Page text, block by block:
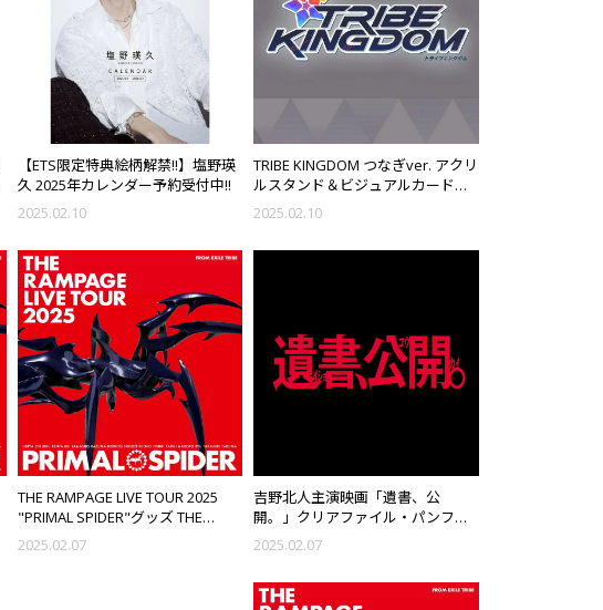
【ETS限定特典絵柄解禁!!】塩野瑛
久 2025年カレンダー予約受付中!!
2025.02.10
TRIBE KINGDOM つなぎver. アクリ
ルスタンド＆ビジュアルカード発
売決定!!
2025.02.10
THE RAMPAGE LIVE TOUR 2025
"PRIMAL SPIDER"グッズ THE
RAMPAGE OFFICIAL FAN CLUB 先行
販売START!!
2025.02.07
吉野北人主演映画「遺書、公
開。」クリアファイル・パンフレ
ット発売!!
2025.02.07